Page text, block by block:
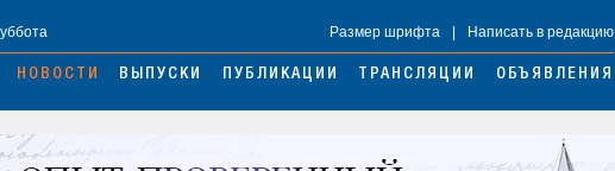
Размер шрифта Написать в редакцию
НОВОСТИ ВЫПУСКИ ПУБЛИКАЦИИ ТРАНСЛЯЦИИ ОБЪЯВЛЕНИЯ